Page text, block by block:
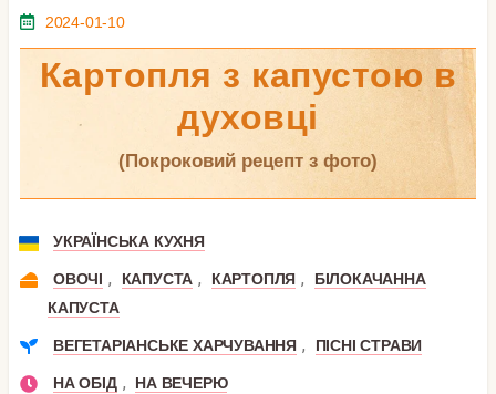
2024-01-10
Картопля з капустою в
духовці
(покроковий рецепт з фото)
УКРАЇНСЬКА КУХНЯ
ОВОЧІ , КАПУСТА , КАРТОПЛЯ ,
БІЛОКАЧАННА
КАПУСТА
ВЕГЕТАРІАНСЬКЕ ХАРЧУВАННЯ , ПІСНІ СТРАВИ
НА ОБІД , НА ВЕЧЕРЮ